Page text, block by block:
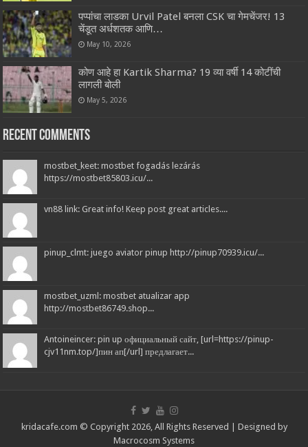
पप्पांचा लाडका Urvil Patel बनला CSK चा गेमचेंजर! 13
चेंडूत अर्धशतक आणि…
May 10, 2026
कोण आहे हा Kartik Sharma? 19 व्या वर्षी 14 कोटींची
लागली बोली
May 5, 2026
Recent Comments
mostbet_keet: mostbet fogadás lezárás
https://mostbet85803.icu/...
vn88 link: Great info! Keep post great articles....
pinup_clmt: juego aviator pinup http://pinup70939.icu/...
mostbet_uzml: mostbet atualizar app
http://mostbet86749.shop...
Antoineincer: pin up официальный сайт, [url=https://pinup-
cjv11nm.top/]пин ап[/url] предлагает...
kridacafe.com © Copyright 2026, All Rights Reserved | Designed by
Macrocosm Systems